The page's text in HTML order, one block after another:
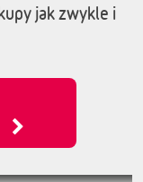
jak zwykle i